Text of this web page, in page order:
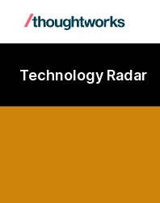
Technology Radar